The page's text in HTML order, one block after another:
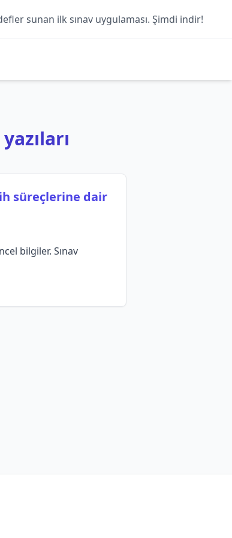
sunan ilk sınav uygulaması. Şimdi indir!
süreçlerine dair
bilgiler. Sınav